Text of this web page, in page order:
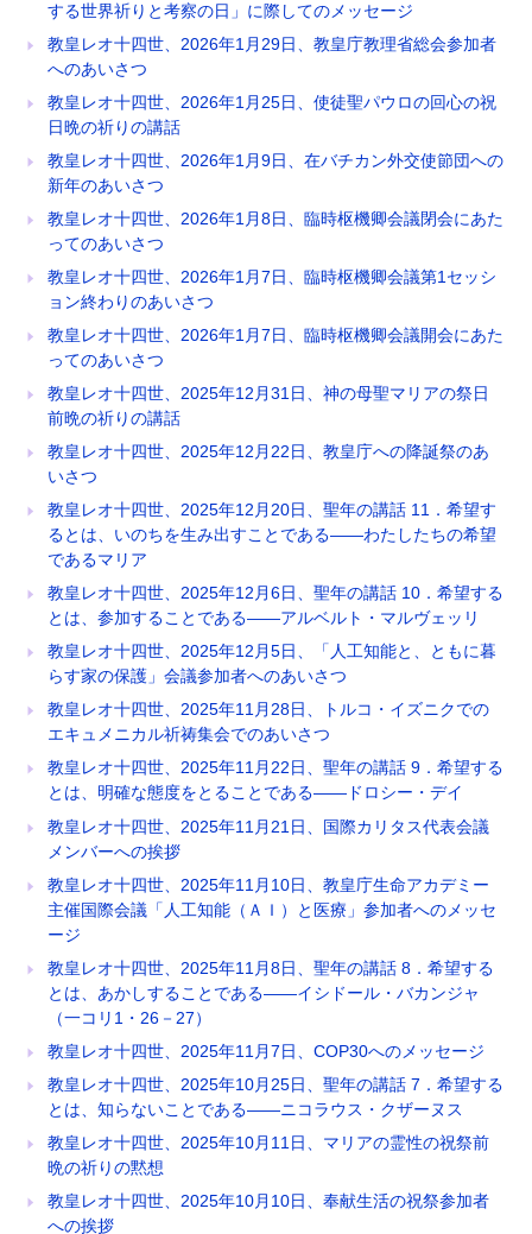
する世界祈りと考察の日」に際してのメッセージ
教皇レオ十四世、2026年1月29日、教皇庁教理省総会参加者
へのあいさつ
教皇レオ十四世、2026年1月25日、使徒聖パウロの回心の祝
日晩の祈りの講話
教皇レオ十四世、2026年1月9日、在バチカン外交使節団への
新年のあいさつ
教皇レオ十四世、2026年1月8日、臨時枢機卿会議閉会にあた
ってのあいさつ
教皇レオ十四世、2026年1月7日、臨時枢機卿会議第1セッシ
ョン終わりのあいさつ
教皇レオ十四世、2026年1月7日、臨時枢機卿会議開会にあた
ってのあいさつ
教皇レオ十四世、2025年12月31日、神の母聖マリアの祭日
前晩の祈りの講話
教皇レオ十四世、2025年12月22日、教皇庁への降誕祭のあ
いさつ
教皇レオ十四世、2025年12月20日、聖年の講話 11．希望す
るとは、いのちを生み出すことである――わたしたちの希望
であるマリア
教皇レオ十四世、2025年12月6日、聖年の講話 10．希望する
とは、参加することである――アルベルト・マルヴェッリ
教皇レオ十四世、2025年12月5日、「人工知能と、ともに暮
らす家の保護」会議参加者へのあいさつ
教皇レオ十四世、2025年11月28日、トルコ・イズニクでの
エキュメニカル祈祷集会でのあいさつ
教皇レオ十四世、2025年11月22日、聖年の講話 9．希望する
とは、明確な態度をとることである――ドロシー・デイ
教皇レオ十四世、2025年11月21日、国際カリタス代表会議
メンバーへの挨拶
教皇レオ十四世、2025年11月10日、教皇庁生命アカデミー
主催国際会議「人工知能（ＡＩ）と医療」参加者へのメッセ
ージ
教皇レオ十四世、2025年11月8日、聖年の講話 8．希望する
とは、あかしすることである――イシドール・バカンジャ
（一コリ1・26－27）
教皇レオ十四世、2025年11月7日、COP30へのメッセージ
教皇レオ十四世、2025年10月25日、聖年の講話 7．希望する
とは、知らないことである――ニコラウス・クザーヌス
教皇レオ十四世、2025年10月11日、マリアの霊性の祝祭前
晩の祈りの黙想
教皇レオ十四世、2025年10月10日、奉献生活の祝祭参加者
への挨拶